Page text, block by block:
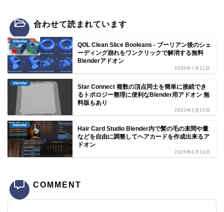
合わせて読まれています
blender
QOL Clean Slice Booleans - ブーリアン後のシェ
ーディング崩れをワンクリックで解消する無料
Blenderアドオン
2026年7月21日
blender
Star Connect 複数の頂点同士を簡単に接続でき
るトポロジー整理に便利なBlender用アドオン 無
料版もあり
2023年3月10日
blender
Hair Card Studio Blender内で髪の毛の束間や量
などを自由に調整してヘアカードを作成出来るア
ドオン
2025年6月14日
COMMENT